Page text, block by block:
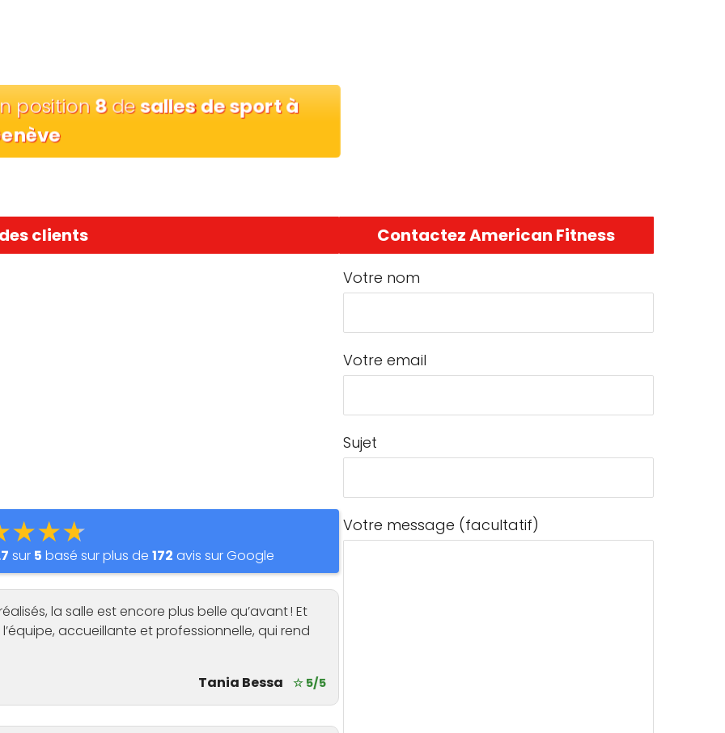
position8desalles de sport à
clients
sur 5 basé sur plus de172 avis sur Google
la salle est encore plus belle qu’avant ! Et
accueillante et professionnelle, qui rend
Tania Bessa ☆ 5/5
Contactez American Fitness
Votre nom
Votre email
Sujet
Votre message (facultatif)